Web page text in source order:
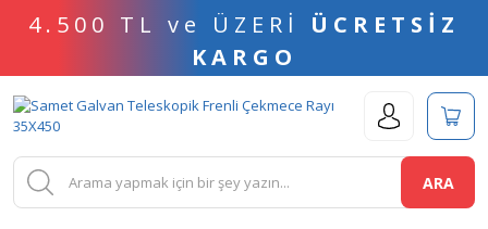
4.500 TL ve ÜZERİ ÜCRETSİZ
KARGO
ARA